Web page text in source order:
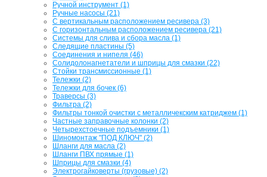
Ручной инструмент (1)
Ручные насосы (21)
С вертикальным расположением ресивера (3)
С горизонтальным расположением ресивера (21)
Системы для слива и сбора масла (1)
Следящие пластины (5)
Соединения и нипеля (46)
Солидолонагнетатели и шприцы для смазки (22)
Стойки трансмиссионные (1)
Тележки (2)
Тележки для бочек (6)
Траверсы (3)
Фильтра (2)
Фильтры тонкой очистки с металличекским катриджем (1)
Частные заправочные колонки (2)
Четырехстоечные подъемники (1)
Шиномонтаж "ПОД КЛЮЧ" (2)
Шланги для масла (2)
Шланги ПВХ прямые (1)
Шприцы для смазки (4)
Электрогайковерты (грузовые) (2)